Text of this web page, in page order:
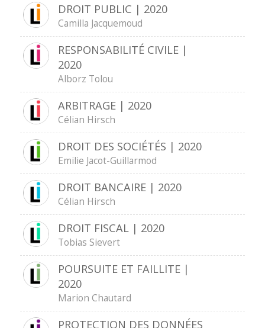
DROIT PUBLIC | 2020
Camilla Jacquemoud
RESPONSABILITÉ CIVILE |
2020
Alborz Tolou
ARBITRAGE | 2020
Célian Hirsch
DROIT DES SOCIÉTÉS | 2020
Emilie Jacot-Guillarmod
DROIT BANCAIRE | 2020
Célian Hirsch
DROIT FISCAL | 2020
Tobias Sievert
POURSUITE ET FAILLITE |
2020
Marion Chautard
PROTECTION DES DONNÉES